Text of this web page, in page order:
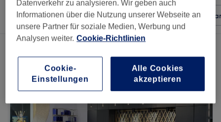
Sortieren nach Beliebiger Preis Besonderheiten
Datenverkehr zu analysieren. Wir geben auch
Informationen über die Nutzung unserer Webseite an
unsere Partner für soziale Medien, Werbung und
Analysen weiter. Cookie-Richtlinien
Alle Cookies
akzeptieren
Cookie-
Einstellungen